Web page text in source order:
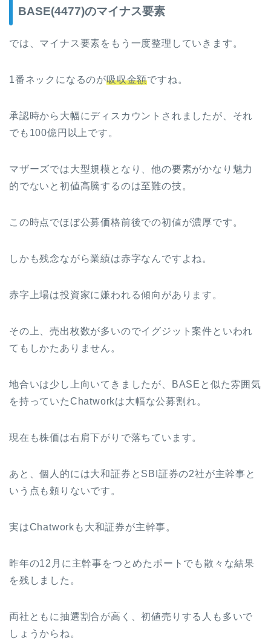
BASE(4477)のマイナス要素
では、マイナス要素をもう一度整理していきます。
1番ネックになるのが吸収金額ですね。
承認時から大幅にディスカウントされましたが、それ
でも100億円以上です。
マザーズでは大型規模となり、他の要素がかなり魅力
的でないと初値高騰するのは至難の技。
この時点でほぼ公募価格前後での初値が濃厚です。
しかも残念ながら業績は赤字なんですよね。
赤字上場は投資家に嫌われる傾向があります。
その上、売出枚数が多いのでイグジット案件といわれ
てもしかたありません。
地合いは少し上向いてきましたが、BASEと似た雰囲気
を持っていたChatworkは大幅な公募割れ。
現在も株価は右肩下がりで落ちています。
あと、個人的には大和証券とSBI証券の2社が主幹事と
いう点も頼りないです。
実はChatworkも大和証券が主幹事。
昨年の12月に主幹事をつとめたポートでも散々な結果
を残しました。
両社ともに抽選割合が高く、初値売りする人も多いで
しょうからね。